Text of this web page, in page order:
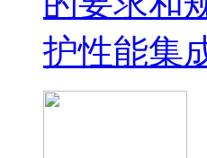
护性能集